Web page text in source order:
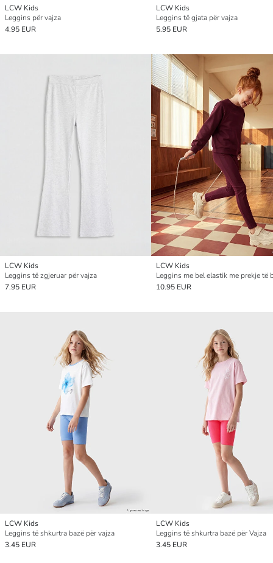
LCW Kids
Leggins për vajza
4.95 EUR
LCW Kids
Leggins të gjata për vajza
5.95 EUR
LCW Kids
Leggins të zgjeruar për vajza
7.95 EUR
LCW Kids
10.95 EUR
LCW Kids
Leggins të shkurtra bazë për vajza
3.45 EUR
LCW Kids
Leggins të shkurtra bazë për Vajza
3.45 EUR